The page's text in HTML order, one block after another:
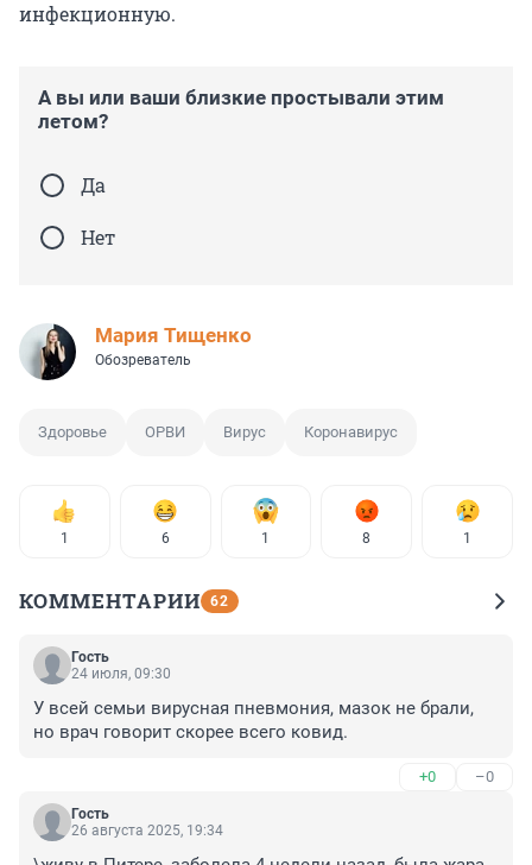
инфекционную.
А вы или ваши близкие простывали этим
летом?
Да
Нет
Мария Тищенко
Обозреватель
Здоровье ОРВИ Вирус Коронавирус
1 6 1 8 1
КОММЕНТАРИИ 62
Гость
24 июля, 09:30
У всей семьи вирусная пневмония, мазок не брали,
но врач говорит скорее всего ковид.
+0 –0
Гость
26 августа 2025, 19:34